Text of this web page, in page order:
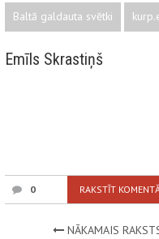
Baltā galdauta svētki
Emīls Skrastiņš
0 RAKSTĪT
NĀKAMAIS